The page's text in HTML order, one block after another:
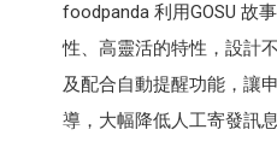
foodpanda 利用GOSU 故
性、高靈活的特性，設計
及配合自動提醒功能，讓
導，大幅降低人工寄發訊